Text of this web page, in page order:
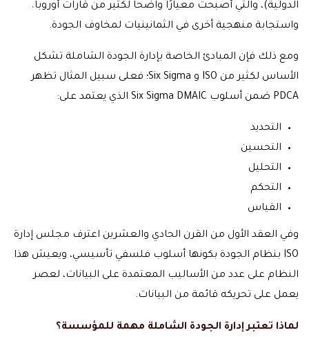
الدولية)، والتي أصبحت معيارًا واضحاً لكثير من قارات أوروبا،
واستجابة منهجية أخرى في الثمانينيات لمخاوف الجودة.
ومع ذلك فإن المبادئ الخاصة بإدارة الجودة الشاملة تشكل
الأساس لكثير من ISO و Six Sigma؛ فعلى سبيل المثال تظهر
PDCA ضمن أسلوب Six Sigma DMAIC الذي يعتمد على:
التحديد
التحسين
التحليل
التحكم
القياس
وفي العقد الأول من القرن الحادي والعشرين اعترف مجلس إدارة
ISO بنظام الجودة بكونها أسلوب فلسفي تأسيسي، ويعيش هذا
النظام على عدد من الأساليب المعتمدة على البيانات، لعصر
يعمل على تحريكه قائمة من البيانات.
لماذا تعتبر إدارة الجودة الشاملة مهمة للمؤسسة؟